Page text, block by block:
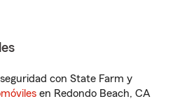
con State Farm y
en Redondo Beach, CA